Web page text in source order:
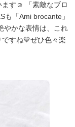
ます☺️ 「素敵なブロ
も「Ami brocante」
やかな表情は、これ
すね💙ぜひ色々楽